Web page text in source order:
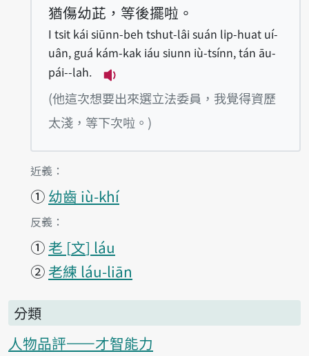
猶傷幼茈，等後擺啦。
I tsit kái siūnn-beh tshut-lâi suán li̍p-huat uí-
uân, guá kám-kak iáu siunn iù-tsínn, tán āu-
pái--lah.
播放例句I tsit kái siūnn-beh
(他這次想要出來選立法委員，我覺得資歷
太淺，等下次啦。)
第2項釋義的
近義：
① 幼齒 iù-khí
第2項釋義的
反義：
① 老 文 láu
② 老練 láu-liān
分類
人物品評——才智能力